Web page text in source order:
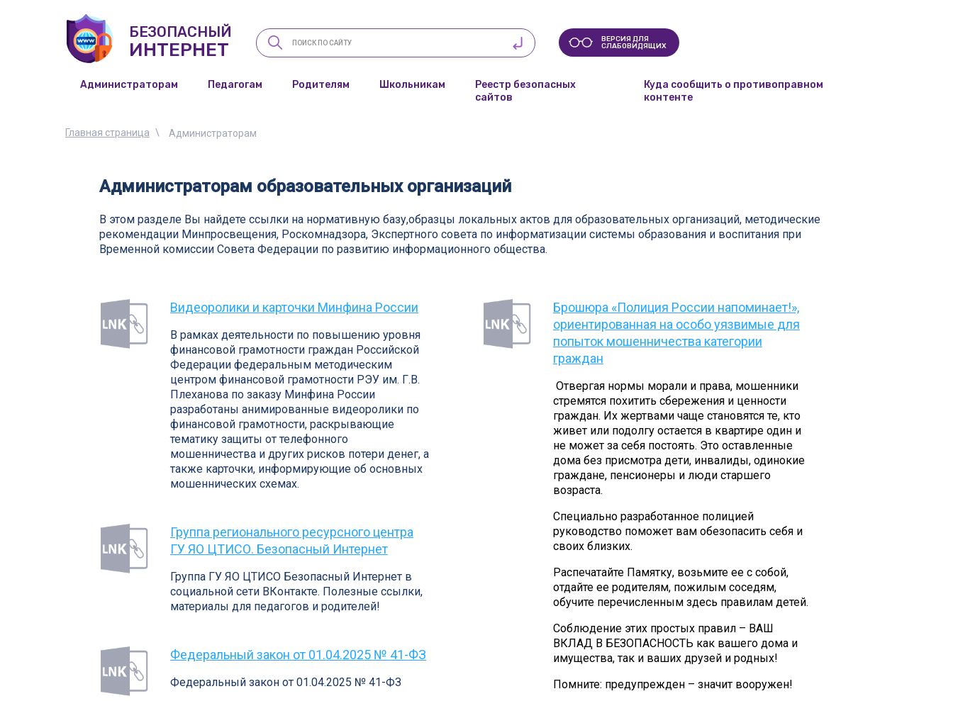
БЕЗОПАСНЫЙ
ИНТЕРНЕТ
ВЕРСИЯ ДЛЯ
СЛАБОВИДЯЩИХ
Администраторам Педагогам Родителям Школьникам
Реестр безопасных
сайтов
Куда сообщить о противоправном
контенте
Главная страница Администраторам
Администраторам образовательных организаций
В этом разделе Вы найдете ссылки на нормативную базу,образцы локальных актов для образовательных организаций, методические
рекомендации Минпросвещения, Роскомнадзора, Экспертного совета по информатизации системы образования и воспитания при
Временной комиссии Совета Федерации по развитию информационного общества.
Видеоролики и карточки Минфина России
В рамках деятельности по повышению уровня
финансовой грамотности граждан Российской
Федерации федеральным методическим
центром финансовой грамотности РЭУ им. Г.В.
Плеханова по заказу Минфина России
разработаны анимированные видеоролики по
финансовой грамотности, раскрывающие
тематику защиты от телефонного
мошенничества и других рисков потери денег, а
также карточки, информирующие об основных
мошеннических схемах.
Группа регионального ресурсного центра
ГУ ЯО ЦТИСО. Безопасный Интернет
Группа ГУ ЯО ЦТИСО Безопасный Интернет в
социальной сети ВКонтакте. Полезные ссылки,
материалы для педагогов и родителей!
Федеральный закон от 01.04.2025 № 41-ФЗ
Федеральный закон от 01.04.2025 № 41-ФЗ
Брошюра «Полиция России напоминает!»,
ориентированная на особо уязвимые для
попыток мошенничества категории
граждан
Отвергая нормы морали и права, мошенники
стремятся похитить сбережения и ценности
граждан. Их жертвами чаще становятся те, кто
живет или подолгу остается в квартире один и
не может за себя постоять. Это оставленные
дома без присмотра дети, инвалиды, одинокие
граждане, пенсионеры и люди старшего
возраста.
Специально разработанное полицией
руководство поможет вам обезопасить себя и
своих близких.
Распечатайте Памятку, возьмите ее с собой,
отдайте ее родителям, пожилым соседям,
обучите перечисленным здесь правилам детей.
Соблюдение этих простых правил – ВАШ
ВКЛАД В БЕЗОПАСНОСТЬ как вашего дома и
имущества, так и ваших друзей и родных!
Помните: предупрежден – значит вооружен!